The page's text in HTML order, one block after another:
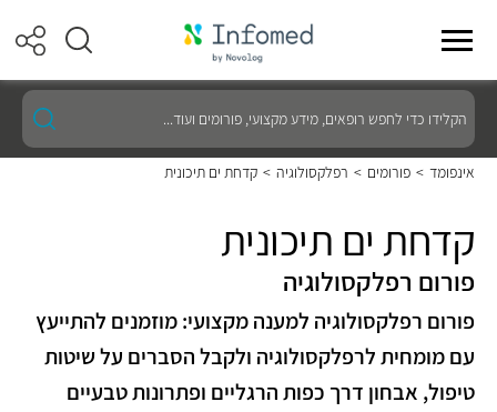
הקלידו
כדי
לחפש
רופאים,
מידע
ועוד...
אינפומד > פורומים > רפלקסולוגיה > קדחת ים תיכונית
קדחת ים תיכונית
פורום רפלקסולוגיה
פורום רפלקסולוגיה למענה מקצועי: מוזמנים להתייעץ
עם מומחית לרפלקסולוגיה ולקבל הסברים על שיטות
טיפול, אבחון דרך כפות הרגליים ופתרונות טבעיים